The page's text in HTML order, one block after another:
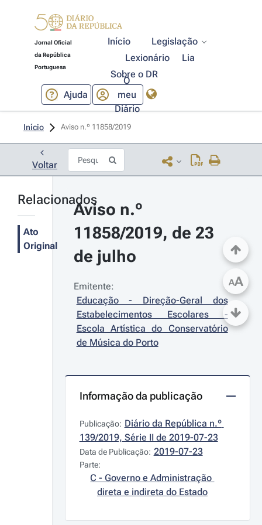
Jornal Oficial
da República
Portuguesa
Início
Legislação
Lexionário
Lia
Sobre o DR
Ajuda
O
meu
Diário
Início Aviso n.º 11858/2019
Voltar
Relacionados
Ato
Original
Aviso n.º
11858/2019, de 23
de julho
Emitente:
Educação - Direção-Geral dos
Estabelecimentos Escolares -
Escola Artística do Conservatório
de Música do Porto
Informação da publicação
Publicação: Diário da República n.º
139/2019, Série II de 2019-07-23
Data de Publicação: 2019-07-23
Parte:
C - Governo e Administração
direta e indireta do Estado
AA